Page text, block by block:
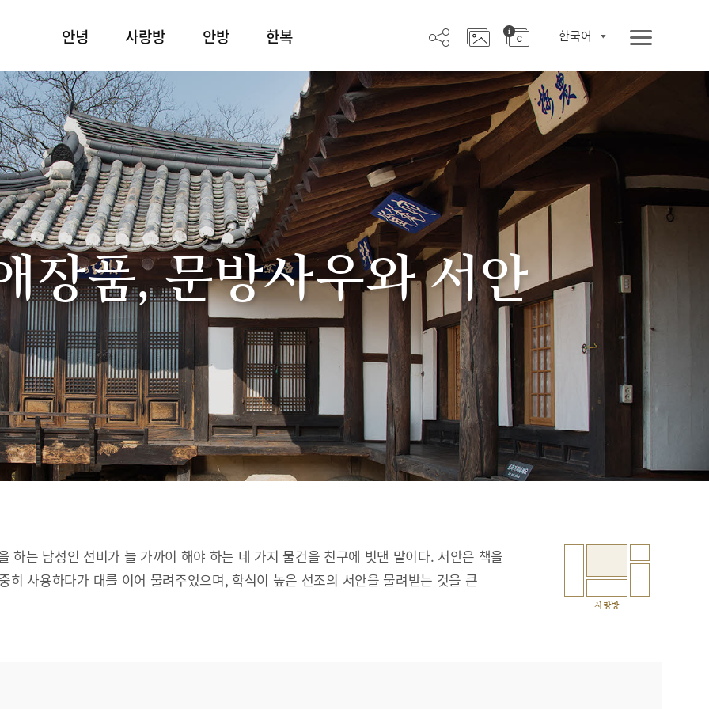
안녕 사랑방 안방 한복 한국어
장품, 문방사우와 서안
사랑방
하는 남성인 선비가 늘 가까이 해야 하는 네 가지 물건을 친구에 빗댄 말이다. 서안은 책을
히 사용하다가 대를 이어 물려주었으며, 학식이 높은 선조의 서안을 물려받는 것을 큰